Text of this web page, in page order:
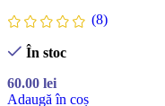
(8)
În stoc
60.00 lei
Adaugă în coș